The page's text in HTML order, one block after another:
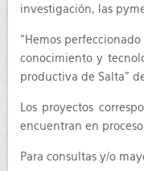
investigación, las
“Hemos
conocimiento y
productiva de Salta”
Los proyectos
encuentran en
Para consultas y/o